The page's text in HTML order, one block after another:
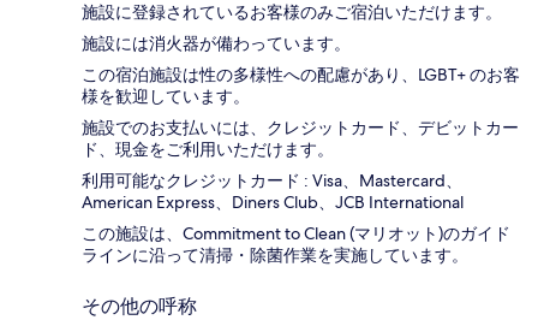
施設に登録されているお客様のみご宿泊いただけます。
施設には消火器が備わっています。
この宿泊施設は性の多様性への配慮があり、LGBT+ のお客
様を歓迎しています。
施設でのお支払いには、クレジットカード、デビットカー
ド、現金をご利用いただけます。
利用可能なクレジットカード : Visa、Mastercard、
American Express、Diners Club、JCB International
この施設は、Commitment to Clean (マリオット)のガイド
ラインに沿って清掃・除菌作業を実施しています。
その他の呼称